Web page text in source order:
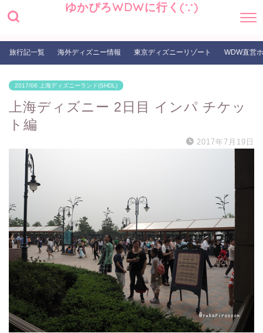
ゆかぴろWDWに行く(∵)
旅行記一覧 海外ディズニー情報 東京ディズニーリゾート WDW直営
2017/06 上海ディズニーランド(SHDL)
上海ディズニー 2日目 インパ チケッ
ト編
2017年7月19日